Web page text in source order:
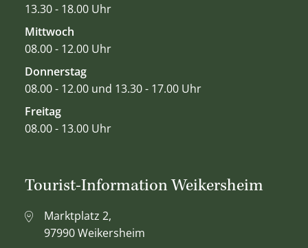
13.30 - 18.00 Uhr
Mittwoch
08.00 - 12.00 Uhr
Donnerstag
08.00 - 12.00 und 13.30 - 17.00 Uhr
Freitag
08.00 - 13.00 Uhr
Tourist-Information Weikersheim
Marktplatz 2,
97990 Weikersheim